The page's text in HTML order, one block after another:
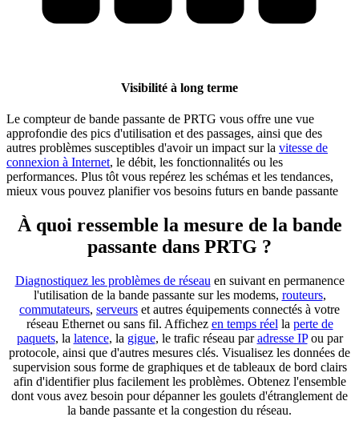
Visibilité à long terme
Le compteur de bande passante de PRTG vous offre une vue
approfondie des pics d'utilisation et des passages, ainsi que des
autres problèmes susceptibles d'avoir un impact sur la vitesse de
connexion à Internet, le débit, les fonctionnalités ou les
performances. Plus tôt vous repérez les schémas et les tendances,
mieux vous pouvez planifier vos besoins futurs en bande passante
À quoi ressemble la mesure de la bande
passante dans PRTG ?
Diagnostiquez les problèmes de réseau en suivant en permanence
l'utilisation de la bande passante sur les modems, routeurs,
commutateurs, serveurs et autres équipements connectés à votre
réseau Ethernet ou sans fil. Affichez en temps réel la perte de
paquets, la latence, la gigue, le trafic réseau paradresse IPou par
protocole, ainsi que d'autres mesures clés. Visualisez les données de
supervision sous forme de graphiques et de tableaux de bord clairs
afin d'identifier plus facilement les problèmes. Obtenez l'ensemble
dont vous avez besoin pour dépanner les goulets d'étranglement de
la bande passante et la congestion du réseau.